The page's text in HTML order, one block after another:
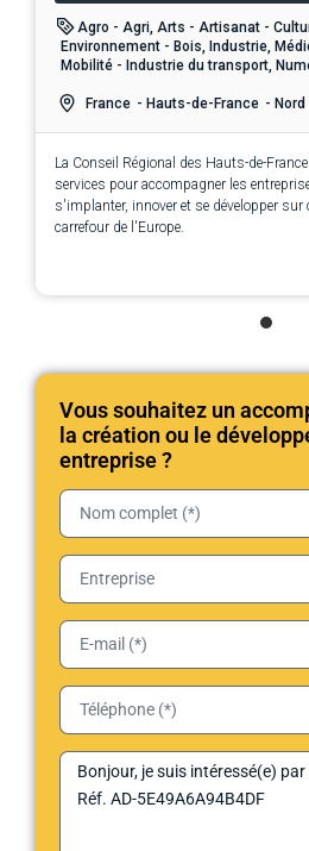
Agro - Agri, Arts - Artisanat -
Environnement - Bois, Industrie,
Mobilité - Industrie du transport,
France - Hauts-de-France - Nord
La Conseil Régional des Hauts-de-
services pour accompagner les
s'implanter, innover et se développer sur
carrefour de l'Europe.
Vous souhaitez un
la création ou le
entreprise ?